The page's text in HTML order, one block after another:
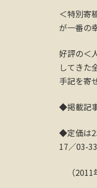
＜特別寄
が一番の
好評の＜
してきた
手記を寄
◆掲載記
◆定価は
17／03-
（2011